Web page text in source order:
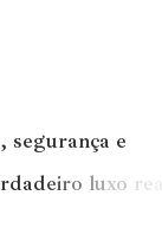
, segurança e
rdadeiro luxo re